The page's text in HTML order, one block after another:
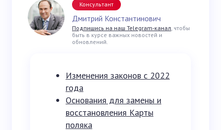
Консультант
Дмитрий Константинович
Подпишись на наш Telegram-канал, чтобы
быть в курсе важных новостей и
обновлений.
Изменения законов с 2022
года
Основания для замены и
восстановления Карты
поляка